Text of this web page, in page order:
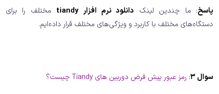
پاسخ: ما چندین لینک دانلود نرم افزار tiandy
مختلف را برای
دستگاه‌های مختلف با کاربرد و ویژگی‌های مختلف قرار داده‌ایم.
سوال 3 : رمز عبور پیش فرض دوربین های Tiandy چیست؟